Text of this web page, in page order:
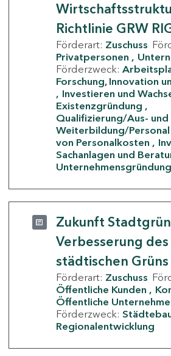
Richtlinie GRW
Förderart: Zuschuss
Privatpersonen
Förderzweck:
Forschung, Innovation
Investieren und
Existenzgründung
Qualifizierung/Aus- und
Weiterbildung/Personal
von Personalkosten
Sachanlagen und
Unternehmensgründung
Zukunft
Verbesserung des
städtischen Grüns
Förderart: Zuschuss
Öffentliche Kunden
Öffentliche
Förderzweck:
Regionalentwicklung